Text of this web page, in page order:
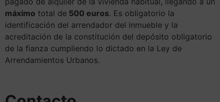
máximo total de 500 euros. Es obligatorio la
identificación del arrendador del inmueble y la
acreditación de la constitución del depósito obligatorio
de la fianza cumpliendo lo dictado en la Ley de
Arrendamientos Urbanos.